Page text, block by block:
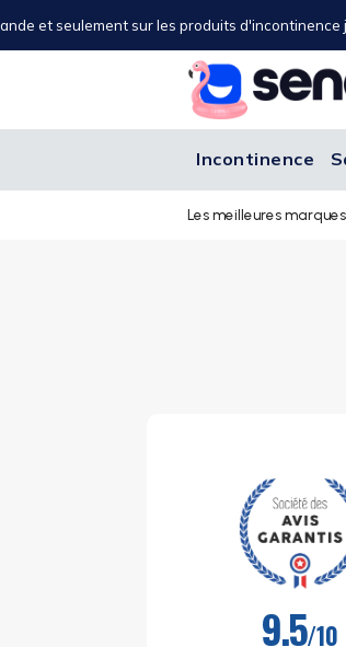
et seulement sur les produits
Incontinence
Les meilleures